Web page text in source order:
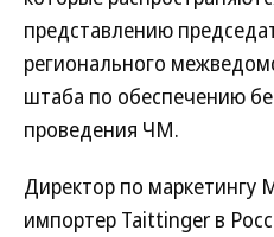
представлению
регионального
штаба по обеспечению
проведения ЧМ.
Директор по маркетингу
импортер Taittinger в